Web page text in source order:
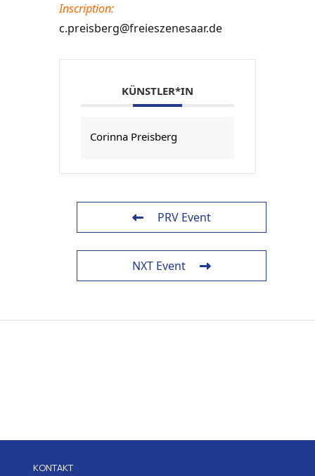
Inscription:
c.preisberg@freieszenesaar.de
KÜNSTLER*IN
Corinna Preisberg
PRV Event
NXT Event
KONTAKT